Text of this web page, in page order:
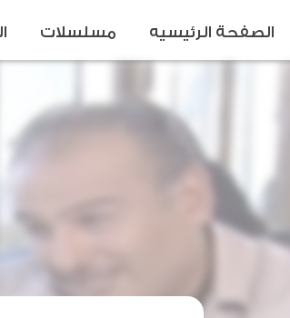
الصفحة الرئيسيه مسلسلات